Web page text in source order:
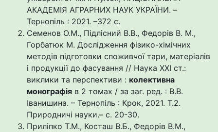
АКАДЕМІЯ АГРАРНИХ НАУК УКРАЇНИ. –
Тернопіль : 2021. –372 с.
Семенов О.М., Підлісний В.В., Федорів В. М.,
Горбатюк М. Дослідження фізико-хімічних
методів підготовки споживчої тари, матеріалів
і продукції до фасування // Наука XXI ст.:
виклики та перспективи : колективна
монографія в 2 томах / за заг. ред. : В.В.
Іванишина. – Тернопіль : Крок, 2021. Т.2.
Природничі науки.– с. 20-30.
Приліпко Т.М., Косташ В.Б., Федорів В.М.,